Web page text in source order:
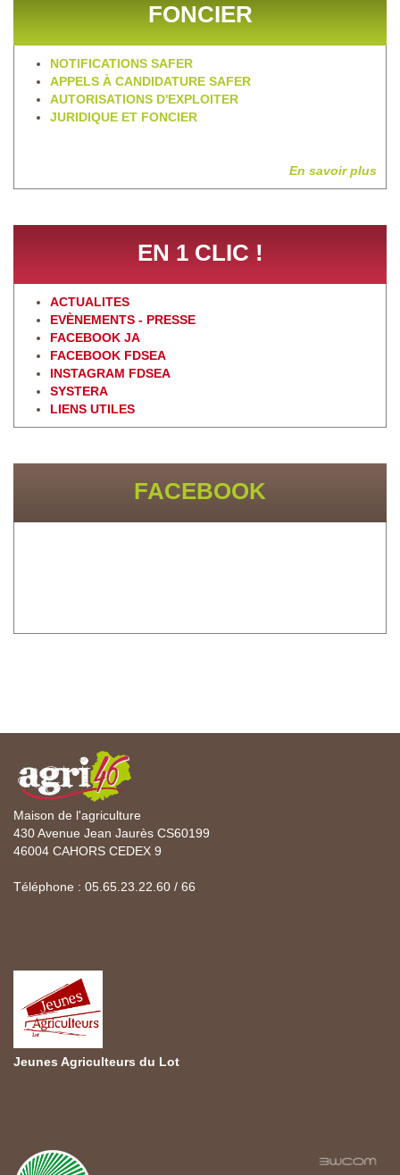
FONCIER
NOTIFICATIONS SAFER
APPELS À CANDIDATURE SAFER
AUTORISATIONS D'EXPLOITER
JURIDIQUE ET FONCIER
En savoir plus
EN 1 CLIC !
ACTUALITES
EVÈNEMENTS - PRESSE
FACEBOOK JA
FACEBOOK FDSEA
INSTAGRAM FDSEA
SYSTERA
LIENS UTILES
FACEBOOK
Maison de l'agriculture
430 Avenue Jean Jaurès CS60199
46004 CAHORS CEDEX 9
Téléphone : 05.65.23.22.60 / 66
Jeunes Agriculteurs du Lot